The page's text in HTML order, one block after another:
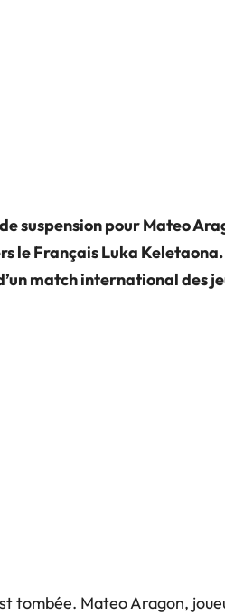
suspension pour Mateo
le Français Luka
match international des
tombée. Mateo Aragon,